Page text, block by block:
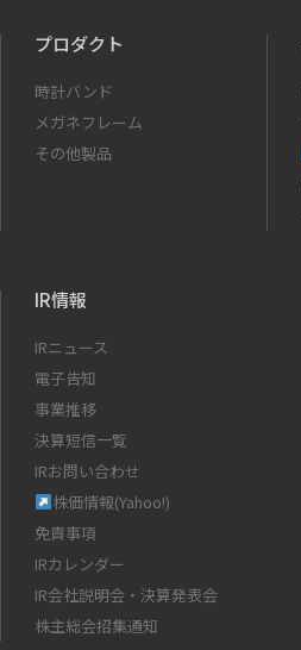
プロダクト
時計バンド
メガネフレーム
その他製品
IR情報
IRニュース
電子告知
事業推移
決算短信一覧
IRお問い合わせ
株価情報(Yahoo!)
免責事項
IRカレンダー
IR会社説明会・決算発表会
株主総会招集通知